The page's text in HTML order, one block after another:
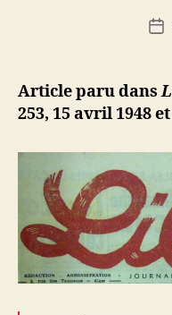
Article paru dans
253, 15 avril 1948 et